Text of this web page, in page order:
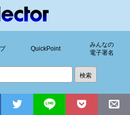
QuickPoint
みんなの
電子署名